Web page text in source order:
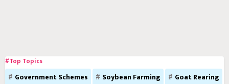
#Top Topics
Government Schemes Soybean Farming
Goat Rearing